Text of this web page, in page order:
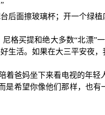
后面擦玻璃杯；开一个绿
格买提和绝大多数“北漂”
生活。如果在大三平安夜
着爸妈坐下来看电视的年轻
希望你像他们那样，也